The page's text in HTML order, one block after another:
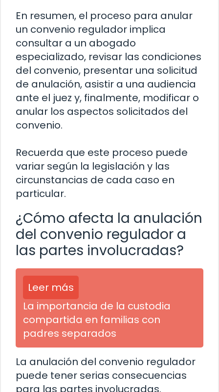
En resumen, el proceso para anular
un convenio regulador implica
consultar a un abogado
especializado, revisar las condiciones
del convenio, presentar una solicitud
de anulación, asistir a una audiencia
ante el juez y, finalmente, modificar o
anular los aspectos solicitados del
convenio.
Recuerda que este proceso puede
variar según la legislación y las
circunstancias de cada caso en
particular.
¿Cómo afecta la anulación
del convenio regulador a
las partes involucradas?
Leer más
La importancia de la custodia
compartida en familias con
padres separados
La anulación del convenio regulador
puede tener serias consecuencias
para las partes involucradas.